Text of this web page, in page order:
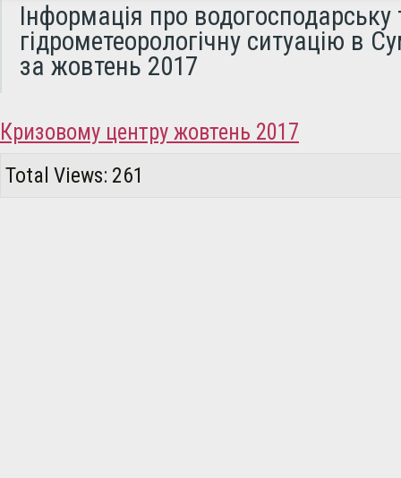
Інформація про водогосподарську
гідрометеорологічну ситуацію в
за жовтень 2017
Кризовому центру жовтень 2017
Total Views: 261